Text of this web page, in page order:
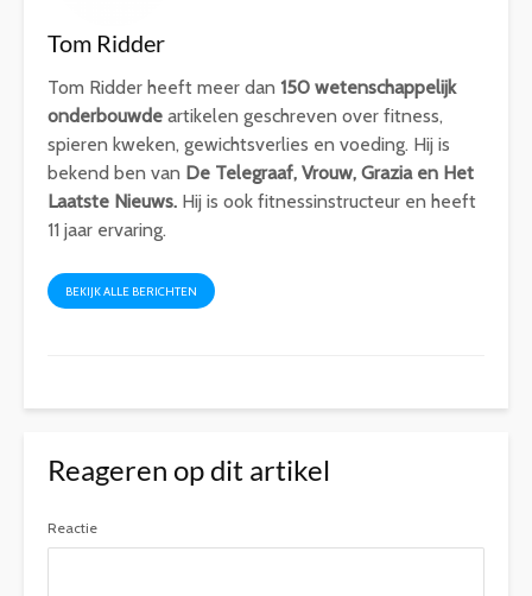
Tom Ridder
Tom Ridder heeft meer dan 150 wetenschappelijk
onderbouwde artikelen geschreven over fitness,
spieren kweken, gewichtsverlies en voeding. Hij is
bekend ben van De Telegraaf, Vrouw, Grazia en Het
Laatste Nieuws. Hij is ook fitnessinstructeur en heeft
11 jaar ervaring.
BEKIJK ALLE BERICHTEN
Reageren op dit artikel
Reactie